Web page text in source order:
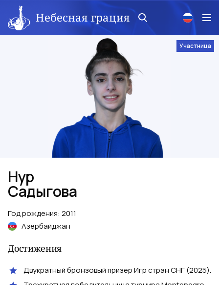
Небесная грация
Участница
Нур
Садыгова
Год рождения: 2011
Азербайджан
Достижения
Двукратный бронзовый призер Игр стран СНГ (2025).